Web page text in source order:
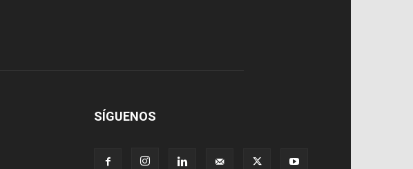
SÍGUENOS